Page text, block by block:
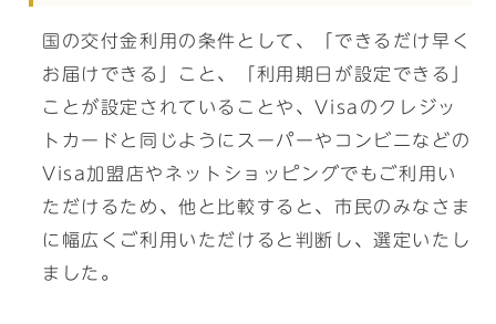
国の交付金利用の条件として、「できるだけ早く
お届けできる」こと、「利用期日が設定できる」
ことが設定されていることや、Visaのクレジッ
トカードと同じようにスーパーやコンビニなどの
Visa加盟店やネットショッピングでもご利用い
ただけるため、他と比較すると、市民のみなさま
に幅広くご利用いただけると判断し、選定いたし
ました。